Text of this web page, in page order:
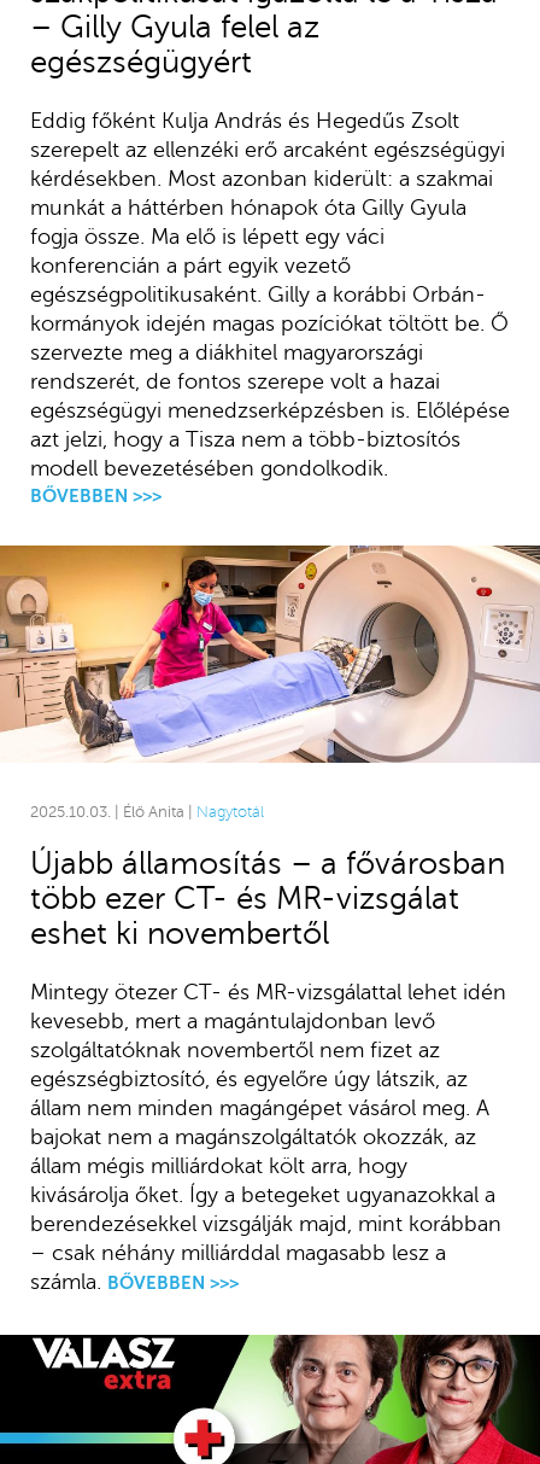
– Gilly Gyula felel az
egészségügyért
Eddig főként Kulja András és Hegedűs Zsolt
szerepelt az ellenzéki erő arcaként egészségügyi
kérdésekben. Most azonban kiderült: a szakmai
munkát a háttérben hónapok óta Gilly Gyula
fogja össze. Ma elő is lépett egy váci
konferencián a párt egyik vezető
egészségpolitikusaként. Gilly a korábbi Orbán-
kormányok idején magas pozíciókat töltött be. Ő
szervezte meg a diákhitel magyarországi
rendszerét, de fontos szerepe volt a hazai
egészségügyi menedzserképzésben is. Előlépése
azt jelzi, hogy a Tisza nem a több-biztosítós
modell bevezetésében gondolkodik.
BŐVEBBEN >>>
2025.10.03. | Élő Anita | Nagytotál
Újabb államosítás – a fővárosban
több ezer CT- és MR-vizsgálat
eshet ki novembertől
Mintegy ötezer CT- és MR-vizsgálattal lehet idén
kevesebb, mert a magántulajdonban levő
szolgáltatóknak novembertől nem fizet az
egészségbiztosító, és egyelőre úgy látszik, az
állam nem minden magángépet vásárol meg. A
bajokat nem a magánszolgáltatók okozzák, az
állam mégis milliárdokat költ arra, hogy
kivásárolja őket. Így a betegeket ugyanazokkal a
berendezésekkel vizsgálják majd, mint korábban
– csak néhány milliárddal magasabb lesz a
számla.
BŐVEBBEN >>>